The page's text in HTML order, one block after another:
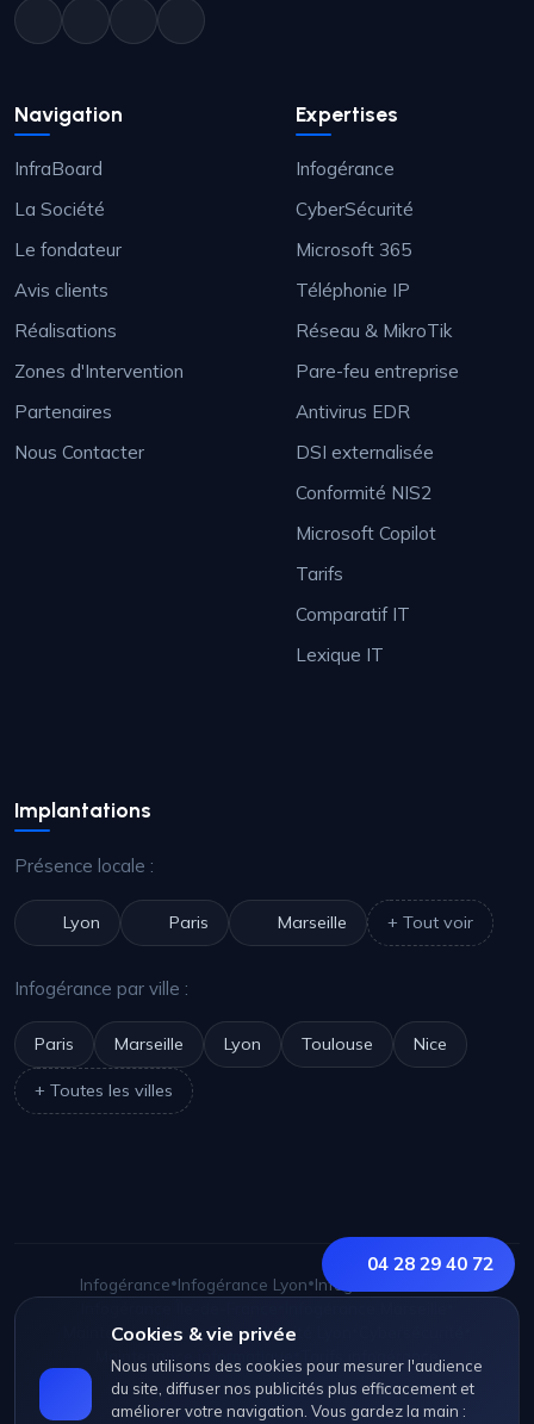
04 28 29 40 72
Cookies & vie privée
Nous utilisons des cookies pour mesurer l'audience
du site, diffuser nos publicités plus efficacement et
améliorer votre navigation. Vous gardez la main :
Navigation
InfraBoard
La Société
Le fondateur
Avis clients
Réalisations
Zones d'Intervention
Partenaires
Nous Contacter
Expertises
Infogérance
CyberSécurité
Microsoft 365
Téléphonie IP
Réseau & MikroTik
Pare-feu entreprise
Antivirus EDR
DSI externalisée
Conformité NIS2
Microsoft Copilot
Tarifs
Comparatif IT
Lexique IT
Implantations
Présence locale :
Lyon Paris Marseille + Tout voir
Infogérance par ville :
Paris Marseille Lyon Toulouse Nice
+ Toutes les villes
Infogérance•Infogérance Lyon•Infogérance Paris
Maintenance Lyon•Cybersécurité Lyon
Maintenance informatique Tarifs infogérance